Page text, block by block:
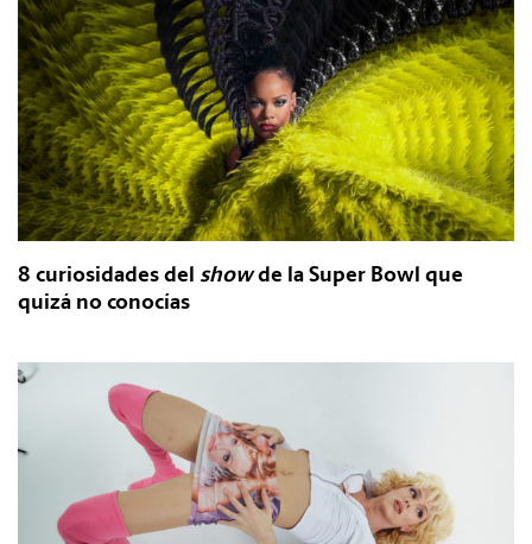
8 curiosidades delshowde la Super Bowl que
quizá no conocías